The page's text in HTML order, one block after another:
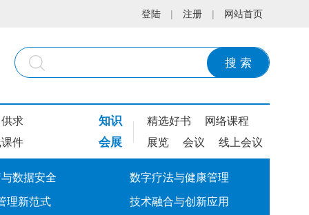
登陆 | 注册 | 网站首页
搜 索
供求
件
知识 精选好书 网络课程
会展 展览 会议 线上会议
数据安全 数字疗法与健康管理
理新范式 技术融合与创新应用